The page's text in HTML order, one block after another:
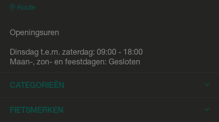
Route
Openingsuren
Dinsdag t.e.m. zaterdag: 09:00 - 18:00
Maan-, zon- en feestdagen: Gesloten
CATEGORIEËN
Elektrische Fietsen
FIETSMERKEN